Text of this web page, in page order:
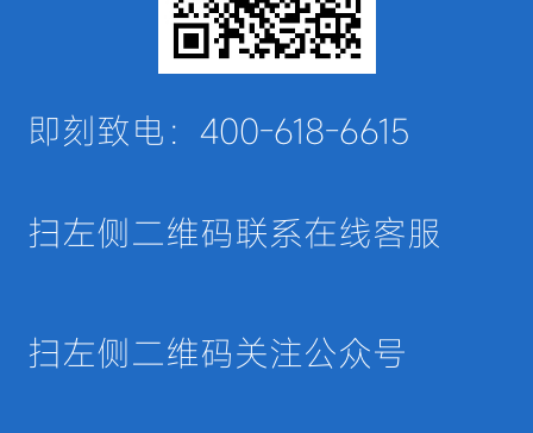
即刻致电：400-618-6615
扫左侧二维码联系在线客服
扫左侧二维码关注公众号